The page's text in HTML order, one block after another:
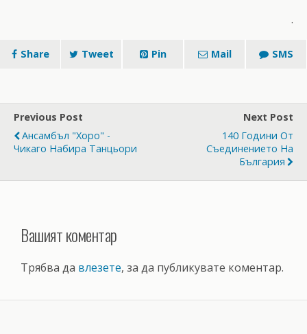
.
Share Tweet Pin Mail SMS
Previous Post
Ансамбъл "Хоро" -
Чикаго Набира Танцьори
Next Post
140 Години От
Съединението На
България
Вашият коментар
Трябва да влезете, за да публикувате коментар.